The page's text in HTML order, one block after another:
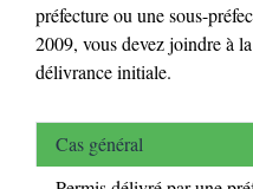
préfecture ou une sous-
2009, vous devez joindre à
délivrance initiale.
Cas général